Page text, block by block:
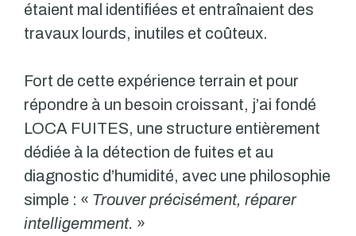
étaient mal identifiées et entraînaient des
travaux lourds, inutiles et coûteux.
Fort de cette expérience terrain et pour
répondre à un besoin croissant, j’ai fondé
LOCA FUITES, une structure entièrement
dédiée à la détection de fuites et au
diagnostic d’humidité, avec une philosophie
simple : « Trouver précisément, réparer
intelligemment. »